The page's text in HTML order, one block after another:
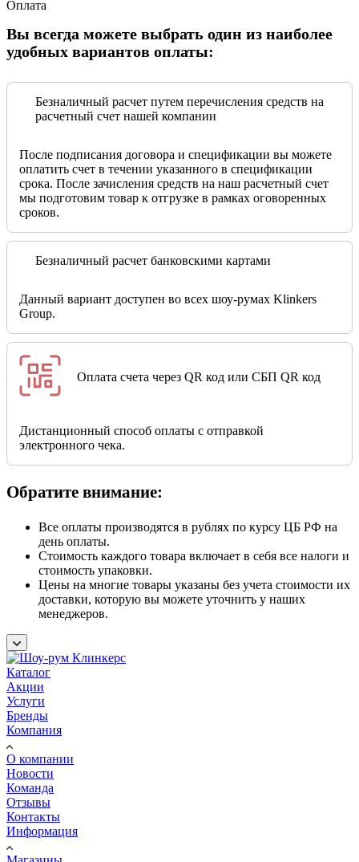
Оплата
Вы всегда можете выбрать один из наиболее
удобных вариантов оплаты:
Безналичный расчет путем перечисления средств на
расчетный счет нашей компании
После подписания договора и спецификации вы можете
оплатить счет в течении указанного в спецификации
срока. После зачисления средств на наш расчетный счет
мы подготовим товар к отгрузке в рамках оговоренных
сроков.
Безналичный расчет банковскими картами
Данный вариант доступен во всех шоу-румах Klinkers
Group.
Оплата счета через QR код или СБП QR код
Дистанционный способ оплаты с отправкой
электронного чека.
Обратите внимание:
Все оплаты производятся в рублях по курсу ЦБ РФ на
день оплаты.
Стоимость каждого товара включает в себя все налоги и
стоимость упаковки.
Цены на многие товары указаны без учета стоимости их
доставки, которую вы можете уточнить у наших
менеджеров.
Каталог
Акции
Услуги
Бренды
Компания
О компании
Новости
Команда
Отзывы
Контакты
Информация